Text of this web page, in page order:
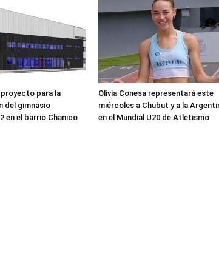
para la
del gimnasio
en el barrio Chanico
Olivia Conesa representará este
miércoles a Chubut y a la
en el Mundial U20 de Atletismo